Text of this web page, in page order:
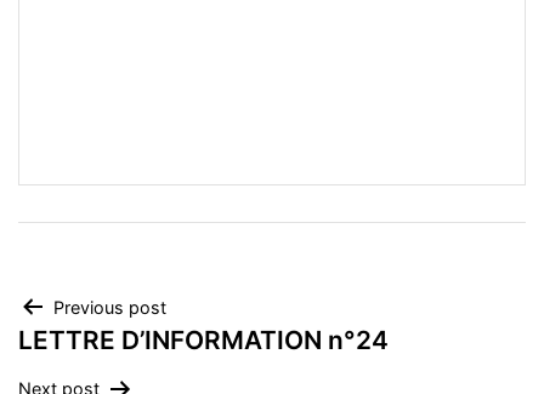
Navegación
de
Previous post
LETTRE D’INFORMATION n°24
Next post